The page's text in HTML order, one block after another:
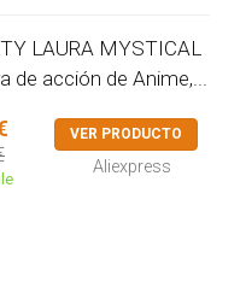
LAURA MYSTICAL
de acción de Anime,...
VER PRODUCTO
Aliexpress